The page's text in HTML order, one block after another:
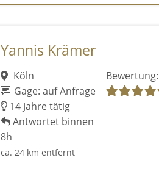
Yannis Krämer
Köln
Gage: auf Anfrage
14 Jahre tätig
Antwortet binnen
8h
ca. 24 km entfernt
Bewertung: